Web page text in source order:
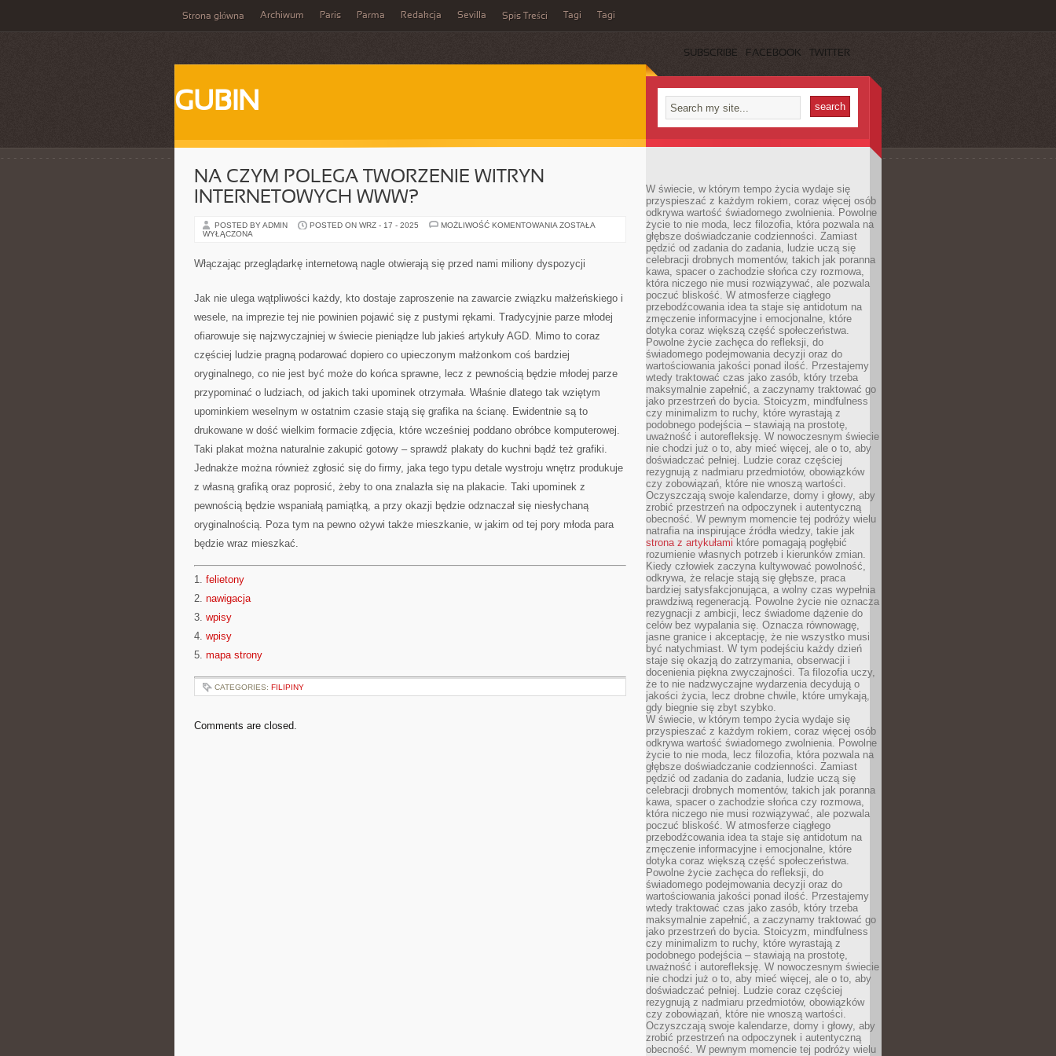
Strona główna Archiwum Paris Parma Redakcja Sevilla Spis Treści Tagi Tagi
SUBSCRIBE FACEBOOK TWITTER
GUBIN
NA CZYM POLEGA TWORZENIE WITRYN
INTERNETOWYCH WWW?
POSTED BY ADMIN POSTED ON WRZ - 17 - 2025 MOŻLIWOŚĆ KOMENTOWANIA NA
WITRYN
INTERNETOWYCH
ZOSTAŁA
WYŁĄCZONA
Włączając przeglądarkę internetową nagle otwierają się przed nami miliony dyspozycji
Jak nie ulega wątpliwości każdy, kto dostaje zaproszenie na zawarcie związku małżeńskiego i
wesele, na imprezie tej nie powinien pojawić się z pustymi rękami. Tradycyjnie parze młodej
ofiarowuje się najzwyczajniej w świecie pieniądze lub jakieś artykuły AGD. Mimo to coraz
częściej ludzie pragną podarować dopiero co upieczonym małżonkom coś bardziej
oryginalnego, co nie jest być może do końca sprawne, lecz z pewnością będzie młodej parze
przypominać o ludziach, od jakich taki upominek otrzymała. Właśnie dlatego tak wziętym
upominkiem weselnym w ostatnim czasie stają się grafika na ścianę. Ewidentnie są to
drukowane w dość wielkim formacie zdjęcia, które wcześniej poddano obróbce komputerowej.
Taki plakat można naturalnie zakupić gotowy – sprawdź plakaty do kuchni bądź też grafiki.
Jednakże można również zgłosić się do firmy, jaka tego typu detale wystroju wnętrz produkuje
z własną grafiką oraz poprosić, żeby to ona znalazła się na plakacie. Taki upominek z
pewnością będzie wspaniałą pamiątką, a przy okazji będzie odznaczał się niesłychaną
oryginalnością. Poza tym na pewno ożywi także mieszkanie, w jakim od tej pory młoda para
będzie wraz mieszkać.
1. felietony
2. nawigacja
3. wpisy
4. wpisy
5. mapa strony
CATEGORIES: FILIPINY
Comments are closed.
W świecie, w którym tempo życia wydaje się
przyspieszać z każdym rokiem, coraz więcej osób
odkrywa wartość świadomego zwolnienia. Powolne
życie to nie moda, lecz filozofia, która pozwala na
głębsze doświadczanie codzienności. Zamiast
pędzić od zadania do zadania, ludzie uczą się
celebracji drobnych momentów, takich jak poranna
kawa, spacer o zachodzie słońca czy rozmowa,
która niczego nie musi rozwiązywać, ale pozwala
poczuć bliskość. W atmosferze ciągłego
przebodźcowania idea ta staje się antidotum na
zmęczenie informacyjne i emocjonalne, które
dotyka coraz większą część społeczeństwa.
Powolne życie zachęca do refleksji, do
świadomego podejmowania decyzji oraz do
wartościowania jakości ponad ilość. Przestajemy
wtedy traktować czas jako zasób, który trzeba
maksymalnie zapełnić, a zaczynamy traktować go
jako przestrzeń do bycia. Stoicyzm, mindfulness
czy minimalizm to ruchy, które wyrastają z
podobnego podejścia – stawiają na prostotę,
uważność i autorefleksję. W nowoczesnym świecie
nie chodzi już o to, aby mieć więcej, ale o to, aby
doświadczać pełniej. Ludzie coraz częściej
rezygnują z nadmiaru przedmiotów, obowiązków
czy zobowiązań, które nie wnoszą wartości.
Oczyszczają swoje kalendarze, domy i głowy, aby
zrobić przestrzeń na odpoczynek i autentyczną
obecność. W pewnym momencie tej podróży wielu
natrafia na inspirujące źródła wiedzy, takie jak
strona z artykułami które pomagają pogłębić
rozumienie własnych potrzeb i kierunków zmian.
Kiedy człowiek zaczyna kultywować powolność,
odkrywa, że relacje stają się głębsze, praca
bardziej satysfakcjonująca, a wolny czas wypełnia
prawdziwą regeneracją. Powolne życie nie oznacza
rezygnacji z ambicji, lecz świadome dążenie do
celów bez wypalania się. Oznacza równowagę,
jasne granice i akceptację, że nie wszystko musi
być natychmiast. W tym podejściu każdy dzień
staje się okazją do zatrzymania, obserwacji i
docenienia piękna zwyczajności. Ta filozofia uczy,
że to nie nadzwyczajne wydarzenia decydują o
jakości życia, lecz drobne chwile, które umykają,
gdy biegnie się zbyt szybko.
W świecie, w którym tempo życia wydaje się
przyspieszać z każdym rokiem, coraz więcej osób
odkrywa wartość świadomego zwolnienia. Powolne
życie to nie moda, lecz filozofia, która pozwala na
głębsze doświadczanie codzienności. Zamiast
pędzić od zadania do zadania, ludzie uczą się
celebracji drobnych momentów, takich jak poranna
kawa, spacer o zachodzie słońca czy rozmowa,
która niczego nie musi rozwiązywać, ale pozwala
poczuć bliskość. W atmosferze ciągłego
przebodźcowania idea ta staje się antidotum na
zmęczenie informacyjne i emocjonalne, które
dotyka coraz większą część społeczeństwa.
Powolne życie zachęca do refleksji, do
świadomego podejmowania decyzji oraz do
wartościowania jakości ponad ilość. Przestajemy
wtedy traktować czas jako zasób, który trzeba
maksymalnie zapełnić, a zaczynamy traktować go
jako przestrzeń do bycia. Stoicyzm, mindfulness
czy minimalizm to ruchy, które wyrastają z
podobnego podejścia – stawiają na prostotę,
uważność i autorefleksję. W nowoczesnym świecie
nie chodzi już o to, aby mieć więcej, ale o to, aby
doświadczać pełniej. Ludzie coraz częściej
rezygnują z nadmiaru przedmiotów, obowiązków
czy zobowiązań, które nie wnoszą wartości.
Oczyszczają swoje kalendarze, domy i głowy, aby
zrobić przestrzeń na odpoczynek i autentyczną
obecność. W pewnym momencie tej podróży wielu